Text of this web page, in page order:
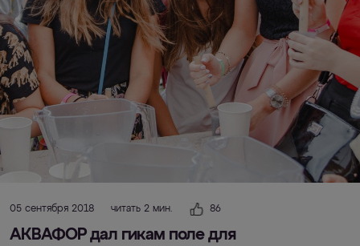
05 сентября 2018 читать 2 мин. 86
АКВАФОР дал гикам поле для